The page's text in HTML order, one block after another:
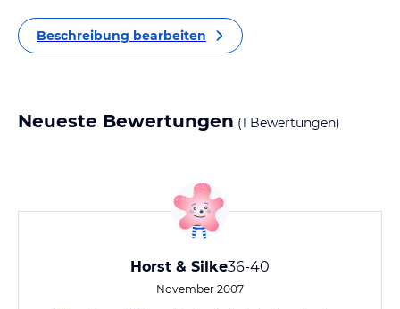
Beschreibung bearbeiten
Neueste Bewertungen (1 Bewertungen)
Horst & Silke36-40
November 2007